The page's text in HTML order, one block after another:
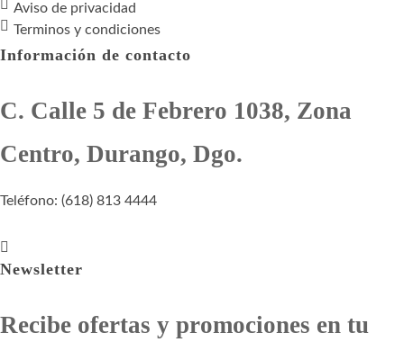
Aviso de privacidad
Terminos y condiciones
Información de contacto
C. Calle 5 de Febrero 1038, Zona
Centro, Durango, Dgo.
Teléfono: (618) 813 4444
Newsletter
Recibe ofertas y promociones en tu